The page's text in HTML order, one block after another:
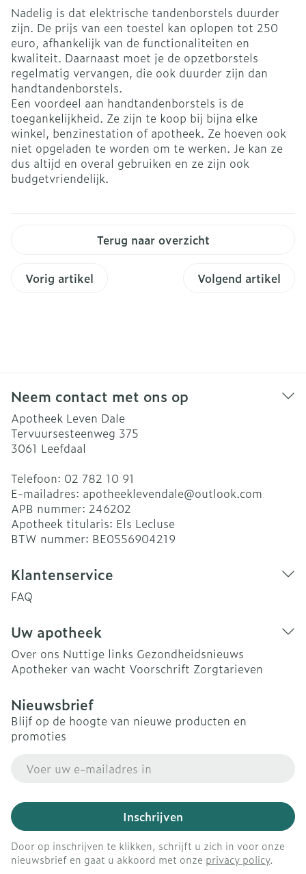
Nadelig is dat elektrische tandenborstels duurder
zijn. De prijs van een toestel kan oplopen tot 250
euro, afhankelijk van de functionaliteiten en
kwaliteit. Daarnaast moet je de opzetborstels
regelmatig vervangen, die ook duurder zijn dan
handtandenborstels.
Een voordeel aan handtandenborstels is de
toegankelijkheid. Ze zijn te koop bij bijna elke
winkel, benzinestation of apotheek. Ze hoeven ook
niet opgeladen te worden om te werken. Je kan ze
dus altijd en overal gebruiken en ze zijn ook
budgetvriendelijk.
Terug naar overzicht
Vorig artikel Volgend artikel
Neem contact met ons op
Apotheek Leven Dale
Tervuursesteenweg 375
3061 Leefdaal
Telefoon: 02 782 10 91
E-mailadres: apotheeklevendale@outlook.com
APB nummer: 246202
Apotheek titularis: Els Lecluse
BTW nummer: BE0556904219
Klantenservice
FAQ
Uw apotheek
Over ons Nuttige links Gezondheidsnieuws
Apotheker van wacht Voorschrift Zorgtarieven
Nieuwsbrief
Blijf op de hoogte van nieuwe producten en
promoties
Inschrijven
Door op inschrijven te klikken, schrijft u zich in voor onze
nieuwsbrief en gaat u akkoord met onze privacy policy.